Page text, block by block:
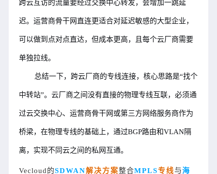
跨云互访的流量要经过交换中心转发，会增加一跳延
迟。运营商骨干网直连更适合对延迟敏感的大型企业，
可以做到点对点直达，但成本更高，且每个云厂商需要
单独拉线。
总结一下，跨云厂商的专线连接，核心思路是“找个
中转站”。云厂商之间没有直接的物理专线互联，必须通
过云交换中心、运营商骨干网或第三方网络服务商作为
桥梁，在物理专线的基础上，通过BGP路由和VLAN隔
离，实现不同云之间的私网互通。
Vecloud的SDWAN解决方案整合MPLS专线与海